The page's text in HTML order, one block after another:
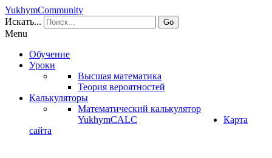
YukhymCommunity
Искать...
Go
Menu
Обучение
Уроки
Высшая математика
Теория вероятностей
Калькуляторы
Математический калькулятор
YukhymCALC
Карта
сайта